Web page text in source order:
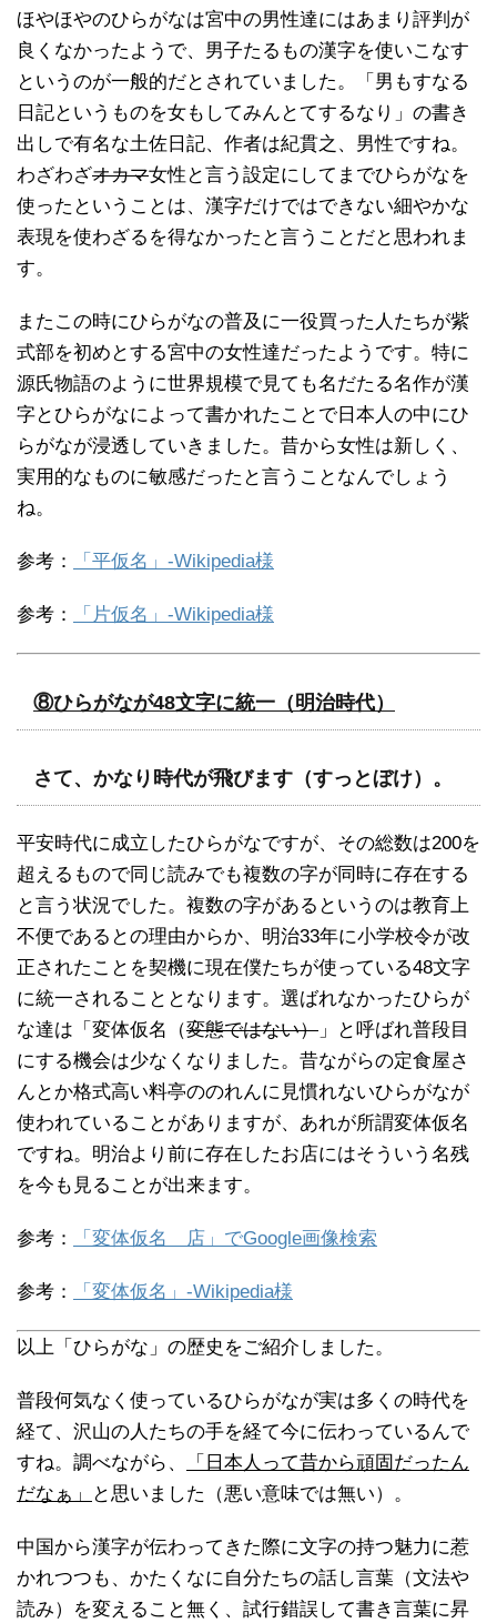
ほやほやのひらがなは宮中の男性達にはあまり評判が
良くなかったようで、男子たるもの漢字を使いこなす
というのが一般的だとされていました。「男もすなる
日記というものを女もしてみんとてするなり」の書き
出しで有名な土佐日記、作者は紀貫之、男性ですね。
わざわざオカマ女性と言う設定にしてまでひらがなを
使ったということは、漢字だけではできない細やかな
表現を使わざるを得なかったと言うことだと思われま
す。
またこの時にひらがなの普及に一役買った人たちが紫
式部を初めとする宮中の女性達だったようです。特に
源氏物語のように世界規模で見ても名だたる名作が漢
字とひらがなによって書かれたことで日本人の中にひ
らがなが浸透していきました。昔から女性は新しく、
実用的なものに敏感だったと言うことなんでしょう
ね。
参考： 「平仮名」-Wikipedia様
参考： 「片仮名」-Wikipedia様
⑧ひらがなが48文字に統一（明治時代）
さて、かなり時代が飛びます（すっとぼけ）。
平安時代に成立したひらがなですが、その総数は200を
超えるもので同じ読みでも複数の字が同時に存在する
と言う状況でした。複数の字があるというのは教育上
不便であるとの理由からか、明治33年に小学校令が改
正されたことを契機に現在僕たちが使っている48文字
に統一されることとなります。選ばれなかったひらが
な達は「変体仮名（変態ではない） 」と呼ばれ普段目
にする機会は少なくなりました。昔ながらの定食屋さ
んとか格式高い料亭ののれんに見慣れないひらがなが
使われていることがありますが、あれが所謂変体仮名
ですね。明治より前に存在したお店にはそういう名残
を今も見ることが出来ます。
参考： 「変体仮名 店」でGoogle画像検索
参考： 「変体仮名」-Wikipedia様
以上「ひらがな」の歴史をご紹介しました。
普段何気なく使っているひらがなが実は多くの時代を
経て、沢山の人たちの手を経て今に伝わっているんで
すね。調べながら、
「日本人って昔から頑固だったん
だなぁ」
と思いました（悪い意味では無い）。
中国から漢字が伝わってきた際に文字の持つ魅力に惹
かれつつも、かたくなに自分たちの話し言葉（文法や
読み）を変えること無く、試行錯誤して書き言葉に昇